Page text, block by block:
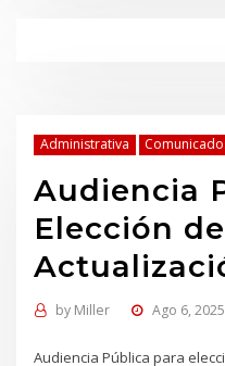
Administrativa
Audiencia
Elección
by Miller Ago 6, 2025
Audiencia Pública para